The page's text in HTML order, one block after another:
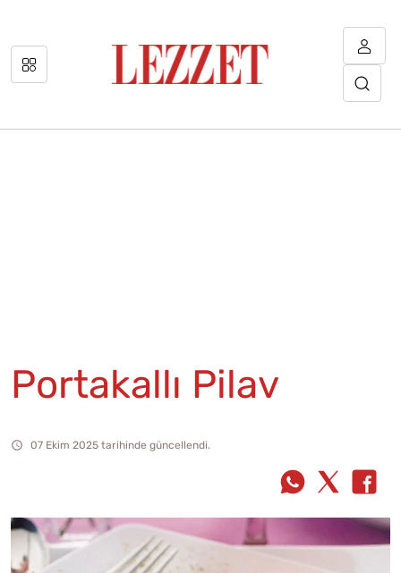
Portakallı Pilav
07 Ekim 2025 tarihinde güncellendi.